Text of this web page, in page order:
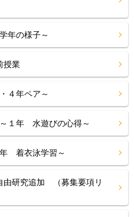
年の様子～
授業
年ペア～
１年 水遊びの心得～
着衣泳学習～
由研究追加 （募集要項リ